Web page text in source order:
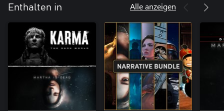
Enthalten in Alle anzeigen